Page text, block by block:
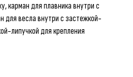
карман для плавника внутри с
для весла внутри с застежкой-
липучкой для крепления